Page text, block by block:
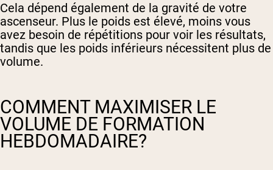
Cela dépend également de la gravité de votre
ascenseur. Plus le poids est élevé, moins vous
avez besoin de répétitions pour voir les résultats,
tandis que les poids inférieurs nécessitent plus de
volume.
COMMENT MAXIMISER LE
VOLUME DE FORMATION
HEBDOMADAIRE?